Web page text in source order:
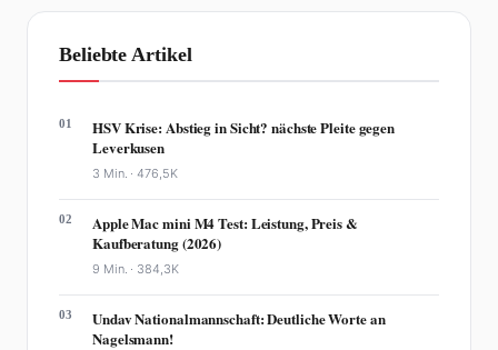
Beliebte Artikel
01
HSV Krise: Abstieg in Sicht? nächste Pleite gegen
Leverkusen
3 Min. ·476,5K
02
Apple Mac mini M4 Test: Leistung, Preis &
Kaufberatung (2026)
9 Min. · 384,3K
03
Undav Nationalmannschaft: Deutliche Worte an
Nagelsmann!